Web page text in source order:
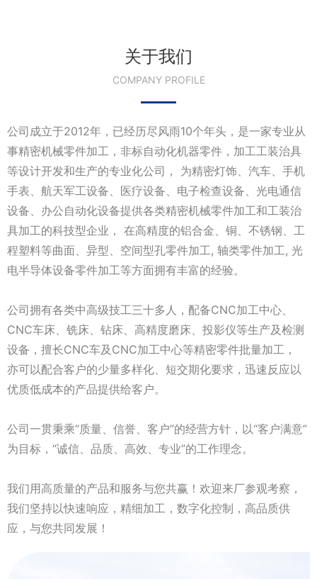
关于我们
COMPANY PROFILE
公司成立于2012年，已经历尽风雨10个年头，是一家专业从
事精密机械零件加工，非标自动化机器零件，加工工装治具
等设计开发和生产的专业化公司， 为精密灯饰、汽车、手机
手表、航天军工设备、医疗设备、电子检查设备、光电通信
设备、办公自动化设备提供各类精密机械零件加工和工装治
具加工的科技型企业， 在高精度的铝合金、铜、不锈钢、工
程塑料等曲面、异型、空间型孔零件加工, 轴类零件加工, 光
电半导体设备零件加工等方面拥有丰富的经验。
公司拥有各类中高级技工三十多人，配备CNC加工中心、
CNC车床、铣床、钻床、高精度磨床、投影仪等生产及检测
设备，擅长CNC车及CNC加工中心等精密零件批量加工，
亦可以配合客户的少量多样化、短交期化要求，迅速反应以
优质低成本的产品提供给客户。
公司一贯秉乘“质量、信誉、客户”的经营方针，以“客户满意”
为目标，“诚信、品质、高效、专业”的工作理念。
我们用高质量的产品和服务与您共赢！欢迎来厂参观考察，
我们坚持以快速响应，精细加工，数字化控制，高品质供
应，与您共同发展！